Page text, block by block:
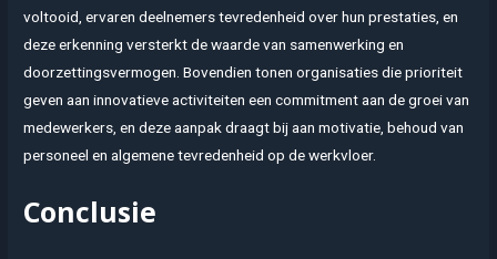
voltooid, ervaren deelnemers tevredenheid over hun prestaties, en
deze erkenning versterkt de waarde van samenwerking en
doorzettingsvermogen. Bovendien tonen organisaties die prioriteit
geven aan innovatieve activiteiten een commitment aan de groei van
medewerkers, en deze aanpak draagt bij aan motivatie, behoud van
personeel en algemene tevredenheid op de werkvloer.
Conclusie